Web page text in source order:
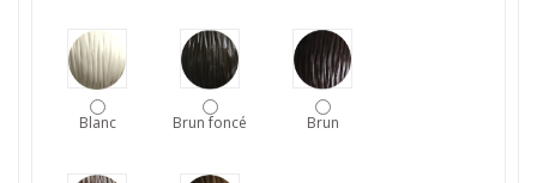
Blanc Brun foncé Brun